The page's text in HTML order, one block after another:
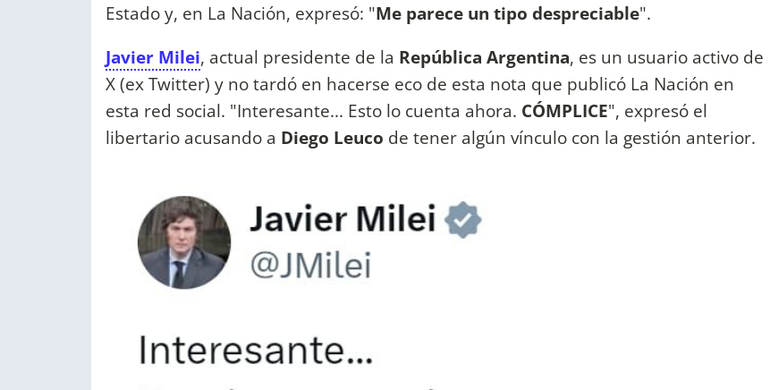
Estado y, en La Nación, expresó: "Me parece un tipo despreciable".
Javier Milei, actual presidente de la República Argentina, es un usuario activo de
X (ex Twitter) y no tardó en hacerse eco de esta nota que publicó La Nación en
esta red social. "Interesante... Esto lo cuenta ahora. CÓMPLICE", expresó el
libertario acusando a Diego Leuco de tener algún vínculo con la gestión anterior.